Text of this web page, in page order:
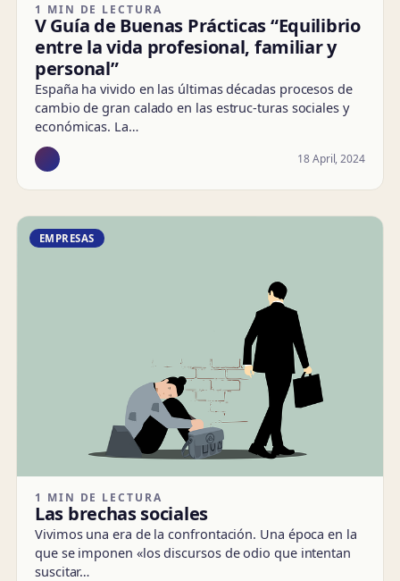
1 MIN DE LECTURA
V Guía de Buenas Prácticas “Equilibrio
entre la vida profesional, familiar y
personal”
España ha vivido en las últimas décadas procesos de
cambio de gran calado en las estruc-turas sociales y
económicas. La…
18 April, 2024
EMPRESAS
1 MIN DE LECTURA
Las brechas sociales
Vivimos una era de la confrontación. Una época en la
que se imponen «los discursos de odio que intentan
suscitar…